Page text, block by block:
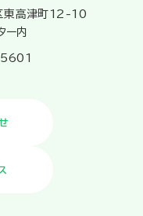
東高津町12-10
ー内